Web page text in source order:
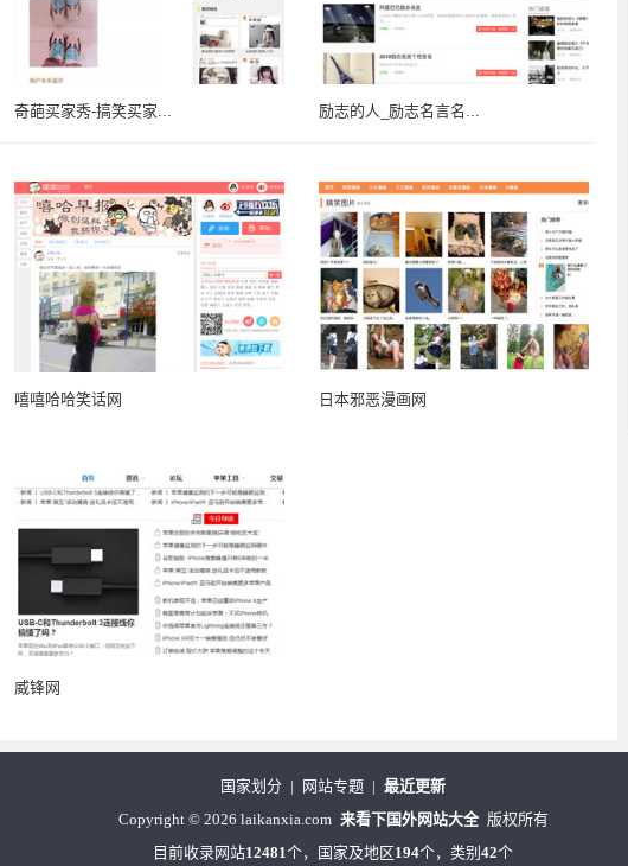
奇葩买家秀-搞笑买家... 励志的人_励志名言名...
嘻嘻哈哈笑话网 日本邪恶漫画网
威锋网
国家划分 | 网站专题 | 最近更新
Copyright ©2026 laikanxia.com 来看下国外网站大全 版权所有
目前收录网站12481个，国家及地区194个，类别 42个